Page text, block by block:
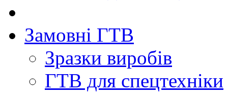
Замовні ГТВ
Зразки виробів
ГТВ для спецтехніки